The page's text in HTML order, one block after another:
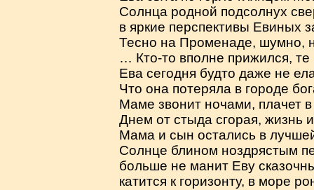
Солнца родной подсолнух
в яркие перспективы Евиных
Тесно на Променаде, шумно,
… Кто-то вполне прижился, те
Ева сегодня будто даже не
Что она потеряла в городе
Маме звонит ночами, плачет
Днем от стыда сгорая, жизнь
Мама и сын остались в
Солнце блином ноздрястым
больше не манит Еву
катится к горизонту, в море